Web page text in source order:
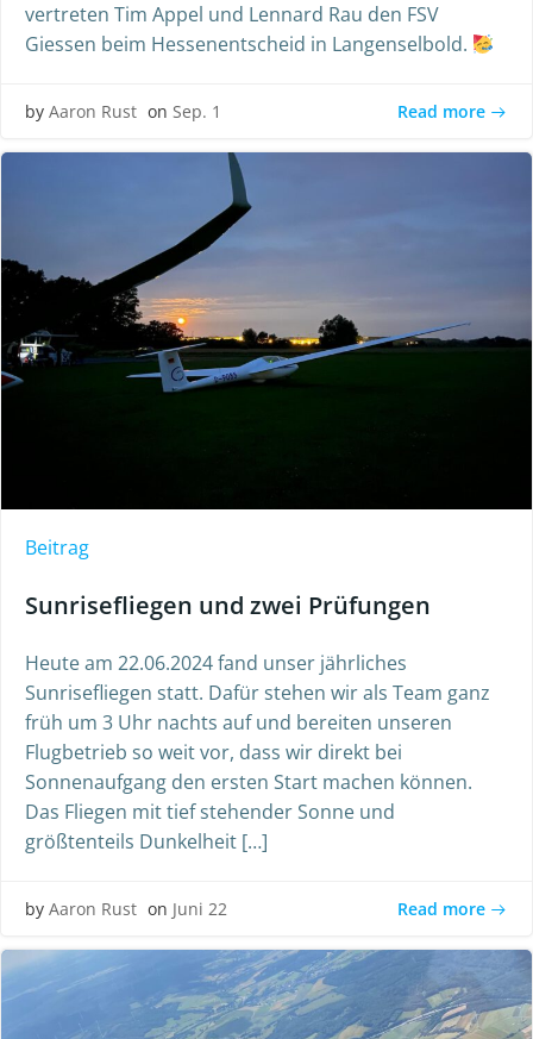
vertreten Tim Appel und Lennard Rau den FSV
Giessen beim Hessenentscheid in Langenselbold.
by Aaron Rust on Sep. 1 Read more
Beitrag
Sunrisefliegen und zwei Prüfungen
Heute am 22.06.2024 fand unser jährliches
Sunrisefliegen statt. Dafür stehen wir als Team ganz
früh um 3 Uhr nachts auf und bereiten unseren
Flugbetrieb so weit vor, dass wir direkt bei
Sonnenaufgang den ersten Start machen können.
Das Fliegen mit tief stehender Sonne und
größtenteils Dunkelheit […]
by Aaron Rust on Juni 22 Read more